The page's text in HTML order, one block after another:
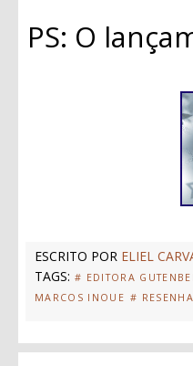
PS: O
ESCRITO POR ELIEL
TAGS: # EDITORA
MARCOS INOUE # RESENHA